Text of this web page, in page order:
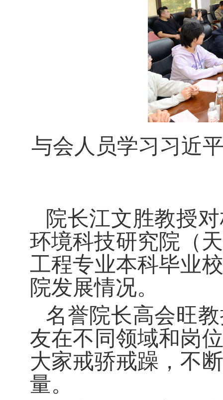
与会人员学习习近
院长江文胜教授
环境科技研究院（
工程专业本科毕业
院发展情况。
名誉院长高会旺
友在不同领域和岗
大家戒骄戒躁 ，不
量。